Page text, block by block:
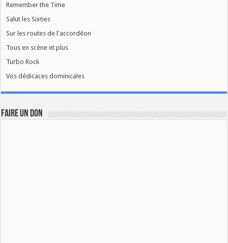
Remember the Time
Salut les Sixties
Sur les routes de l'accordéon
Tous en scène et plus
Turbo Rock
Vos dédicaces dominicales
FAIRE UN DON